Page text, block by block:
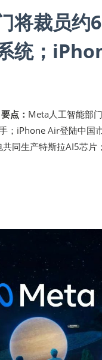
将裁员约
统；
点： Meta人工智能部
；iPhone Air登陆中国
同生产特斯拉AI5芯片